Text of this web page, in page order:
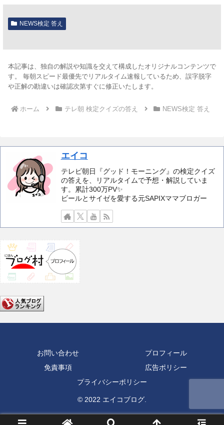
NEWS検定 答え
本記事は、独自の解説や知識を交えて構成したオリジナルコンテンツで
す。 毎朝スピード最優先でリアルタイム速報しているため、誤字脱字
や正解の勘違いは確認次第すぐに修正いたします。
ホーム テレ朝 検定クイズの答え NEWS検定 答え
エイコ
テレビ朝日『グッド！モーニング』の検定クイズ
の答えを、リアルタイムで予想・解説していま
す。累計300万PV✨️
ビールとサイゼを愛する元SAPIXママブロガー
お問い合わせ
プロフィール
免責事項
広告ポリシー
プライバシーポリシー
© 2022 エイコブログ.